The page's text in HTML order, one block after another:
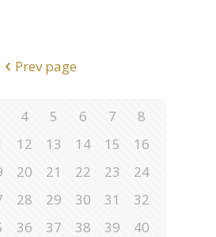
Prev page
4 5 6 7
8
12 13 14 15
16
20 21 22 23
24
28 29 30 31
32
36 37 38 39
40